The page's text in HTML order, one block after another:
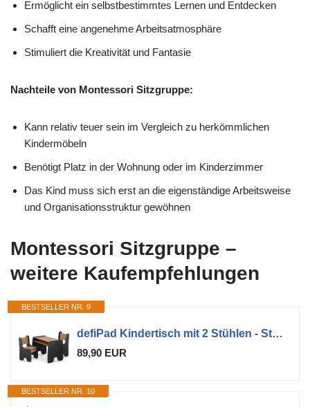
Ermöglicht ein selbstbestimmtes Lernen und Entdecken
Schafft eine angenehme Arbeitsatmosphäre
Stimuliert die Kreativität und Fantasie
Nachteile von Montessori Sitzgruppe:
Kann relativ teuer sein im Vergleich zu herkömmlichen
Kindermöbeln
Benötigt Platz in der Wohnung oder im Kinderzimmer
Das Kind muss sich erst an die eigenständige Arbeitsweise
und Organisationsstruktur gewöhnen
Montessori Sitzgruppe –
weitere Kaufempfehlungen
BESTSELLER NR. 9
defiPad Kindertisch mit 2 Stühlen - Stabil & Langlebig - Kinder Tisch Stuhl Set - Made in EU - Kindersitzgruppe Indoor - Maltisch für Kinder - Sitzgruppe für Kinderzimmer - Schwarz & Eiche
89,90 EUR
BESTSELLER NR. 10